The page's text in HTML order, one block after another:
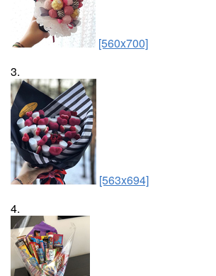
[560x700]
3.
[563x694]
4.